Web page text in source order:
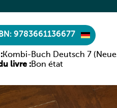
9783661136677
Kombi-Buch Deutsch 7 (Neue
Ausgabe Luxemburg)
livre :Bon état